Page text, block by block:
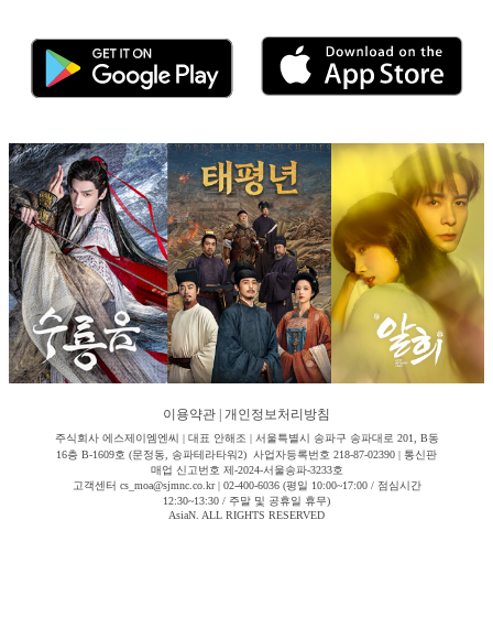
이용약관 개인정보처리방침
주식회사 에스제이엠엔씨 | 대표 안해조 | 서울특별시 송파구 송파대로 201, B동
16층 B-1609호 (문정동, 송파테라타워2) 사업자등록번호 218-87-02390 | 통신판
매업 신고번호 제-2024-서울송파-3233호
고객센터 cs_moa@sjmnc.co.kr | 02-400-6036 (평일 10:00~17:00 / 점심시간
12:30~13:30 / 주말 및 공휴일 휴무)
AsiaN. ALL RIGHTS RESERVED